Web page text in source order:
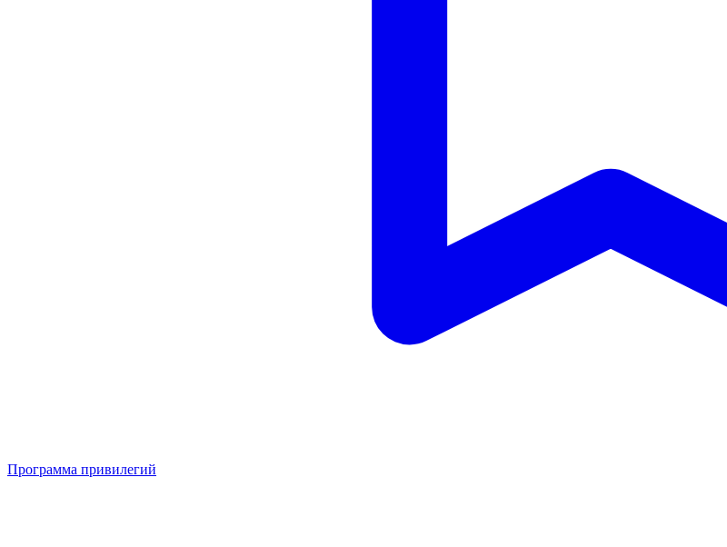
Программа привилегий